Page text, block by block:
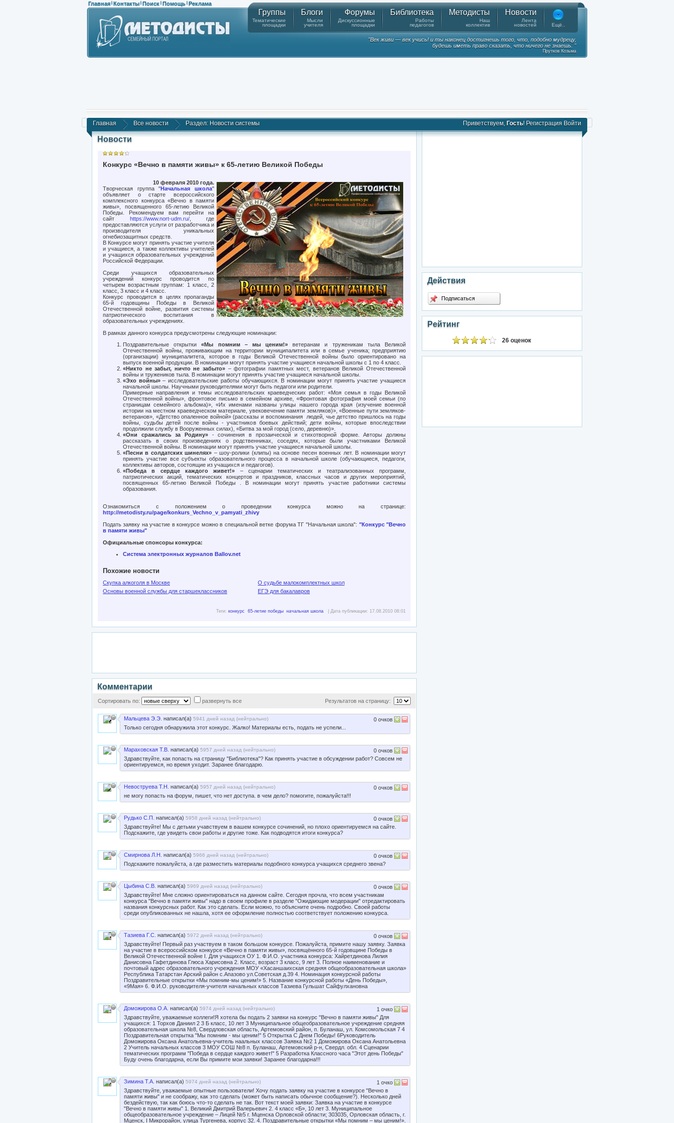
Главная | Контакты | Поиск | Помощь | Реклама
Группы
Тематические
площадки
Блоги
Мысли
учителя
Форумы
Дискуссионные
площадки
Библиотека
Работы
педагогов
Методисты
Наш
коллектив
Новости
Лента
новостей
Ещё..
"Век живи — век учись! и ты наконец достигнешь того, что, подобно мудрецу,
будешь иметь право сказать, что ничего не знаешь. "
Прутков Козьма
Главная Все новости Раздел: Новости системы Приветствуем, Гость! Регистрация Войти
Новости
Конкурс «Вечно в памяти живы» к 65-летию Великой Победы
10 февраля 2010 года.
Творческая группа "Начальная школа"
объявляет о старте всероссийского
комплексного конкурса «Вечно в памяти
живы», посвященного 65-летию Великой
Победы. Рекомендуем вам перейти на
сайт https://www.nort-udm.ru/, где
предоставляются услуги от разработчика и
производителя уникальных
огнебиозащитных средств.
В Конкурсе могут принять участие учителя
и учащиеся, а также коллективы учителей
и учащихся образовательных учреждений
Российской Федерации.
Среди учащихся образовательных
учреждений конкурс проводится по
четырем возрастным группам: 1 класс, 2
класс, 3 класс и 4 класс.
Конкурс проводится в целях пропаганды
65-й годовщины Победы в Великой
Отечественной войне, развития системы
патриотического воспитания в
образовательных учреждениях.
В рамках данного конкурса предусмотрены следующие номинации:
Поздравительные открытки«Мы помним – мы ценим!»ветеранам и труженикам тыла Великой
Отечественной войны, проживающим на территории муниципалитета или в семье ученика; предприятию
(организации) муниципалитета, которое в годы Великой Отечественной войны было ориентировано на
выпуск военной продукции. В номинации могут принять участие учащиеся начальной школы с 1 по 4 класс.
«Никто не забыт, ничто не забыто»– фотографии памятных мест, ветеранов Великой Отечественной
войны и тружеников тыла. В номинации могут принять участие учащиеся начальной школы.
«Эхо войны»– исследовательские работы обучающихся. В номинации могут принять участие учащиеся
начальной школы. Научными руководителями могут быть педагоги или родители.
Примерные направления и темы исследовательских краеведческих работ: «Моя семья в годы Великой
Отечественной войны», фронтовое письмо в семейном архиве, «Фронтовая фотография моей семьи (по
страницам семейного альбома)», «Их именами названы улицы нашего города края (изучение военной
истории на местном краеведческом материале, увековечение памяти земляков)», «Военные пути земляков-
ветеранов», «Детство опаленное войной» (рассказы и воспоминания людей, чье детство пришлось на годы
войны, судьбы детей после войны - участников боевых действий; дети войны, которые впоследствии
продолжили службу в Вооруженных силах), «Битва за мой город (село, деревню)».
«Они сражались за Родину» - сочинения в прозаической и стихотворной форме. Авторы должны
рассказать в своих произведениях о родственниках, соседях, которые были участниками Великой
Отечественной войны. В номинации могут принять участие учащиеся начальной школы.
«Песни в солдатских шинелях» – шоу-ролики (клипы) на основе песен военных лет. В номинации могут
принять участие все субъекты образовательного процесса в начальной школе (обучающиеся, педагоги,
коллективы авторов, состоящие из учащихся и педагогов).
«Победа в сердце каждого живет!» – сценарии тематических и театрализованных программ,
патриотических акций, тематических концертов и праздников, классных часов и других мероприятий,
посвященных 65-летию Великой Победы . В номинации могут принять участие работники системы
образования.
Ознакомиться с положением о проведении конкурса можно на странице:
http://metodisty.ru/page/konkurs_Vechno_v_pamyati_zhivy
Подать заявку на участие в конкурсе можно в специальной ветке форума ТГ "Начальная школа": "Конкурс "Вечно
в памяти живы"
Официальные спонсоры конкурса:
Система электронных журналов Ballov.net
Похожие новости
Скупка алкоголя в Москве
Основы военной службы для старшеклассников
О судьбе малокомплектных школ
ЕГЭ для бакалавров
Теги: конкурс 65-летие победы начальная школа | Дата публикации: 17.08.2010 08:01
Комментарии
Сортировать по: развернуть все Результатов на страницу:
Мальцева Э.Э. написал(а) 5941 дней назад (нейтрально)
Только сегодня обнаружила этот конкурс. Жалко! Материалы есть, подать не успели...
0 очков
Мараховская Т.В. написал(а) 5957 дней назад (нейтрально)
Здравствуйте, как попасть на страницу "Библиотека"? Как принять участие в обсуждении работ? Совсем не
ориентируемся, но время уходит. Заранее благодарю.
0 очков
Невоструева Т.Н. написал(а) 5957 дней назад (нейтрально)
не могу попасть на форум, пишет, что нет доступа. в чем дело? помогите, пожалуйста!!!
0 очков
Рудько С.П. написал(а) 5958 дней назад (нейтрально)
Здравствуйте! Мы с детьми учавствуем в вашем конкурсе сочинений, но плохо ориентируемся на сайте.
Подскажите, где увидеть свои работы и другие тоже. Как подводятся итоги конкурса?
0 очков
Смирнова Л.Н. написал(а) 5966 дней назад (нейтрально)
Подскажите пожалуйста, а где разместить материалы подобного конкурса учащихся среднего звена?
0 очков
Цыбина С.В. написал(а) 5969 дней назад (нейтрально)
Здравствуйте! Мне сложно ориентироваться на данном сайте. Сегодня прочла, что всем участникам
конкурса "Вечно в памяти живы" надо в своем профиле в разделе "Ожидающие модерации" отредактировать
названия конкурсных работ. Как это сделать. Если можно, то объясните очень подробно. Своей работы
среди опубликованных не нашла, хотя ее оформление полностью соответствует положению конкурса.
0 очков
Тазиева Г.С. написал(а) 5972 дней назад (нейтрально)
Здравствуйте! Первый раз участвуем в таком большом конкурсе. Пожалуйста, примите нашу заявку. Заявка
на участие в всероссийском конкурсе «Вечно в памяти живы», посвящённого 65-й годовщине Победы в
Великой Отечественной войне I. Для учащихся ОУ 1. Ф.И.О. участника конкурса: Хайретдинова Лилия
Данисовна Гафетдинова Глюса Харисовна 2. Класс, возраст 3 класс, 9 лет 3. Полное наименование и
почтовый адрес образовательного учреждения МОУ «Хасаншаихская средняя общеобразовательная школа»
Республика Татарстан Арский район с.Апазово ул.Советская д.39 4. Номинация конкурсной работы
Поздравительные открытки «Мы помним-мы ценим!» 5. Название конкурсной работы «День Победы»,
«9Мая» 6. Ф.И.О. руководителя-учителя начальных классов Тазиева Гульшат Сайфулхановна
0 очков
Доможирова О.А. написал(а) 5974 дней назад (нейтрально)
Здравствуйте, уважаемые коллеги!Я хотела бы подать 2 заявки на конкурс "Вечно в памяти живы" Для
учащихся: 1 Торхов Даниил 2 3 Б класс, 10 лет 3 Муниципальное общеобразовательное учреждение средняя
образовательная школа №8, Свердловская область, Артемовский район, п. Буланаш, ул. Комсомольская 7 4
Поздравительная открытка "Мы помним - мы ценим!" 5 Открытка С Днем Победы! 6Руководитель
Доможирова Оксана Анатольевна-учитель наальных классов Заявка №2 1 Доможирова Оксана Анатольевна
2 Учитель начальных классов 3 МОУ СОШ №8 п. Буланаш, Артемовский р-н, Свердл. обл. 4 Сценарии
тематических программ "Победа в сердце каждого живет!" 5 Разработка Классного часа "Этот день Победы"
Буду очень благодарна, если Вы примите мои заявки! Заранее благодарна!!!
1 очко
Зимина Т.А. написал(а) 5974 дней назад (нейтрально)
Здравствуйте, уважаемые опытные пользователи! Хочу подать заявку на участие в конкурсе "Вечно в
памяти живы" и не соображу, как это сделать (может быть написать обычное сообщение?). Несколько дней
бездействую, так как боюсь что-то сделать не так. Вот текст моей заявки: Заявка на участие в конкурсе
"Вечно в памяти живы" 1. Великий Дмитрий Валерьевич 2. 4 класс «Б», 10 лет 3. Муниципальное
общеобразовательное учреждение – Лицей №5 г. Мценска Орловской области; 303035, Орловская область, г.
Мценск, I Микрорайон, улица Тургенева, корпус 32. 4. Поздравительные открытки «Мы помним – мы ценим!».
1 очко
Действия
Подписаться
Рейтинг
26 оценок